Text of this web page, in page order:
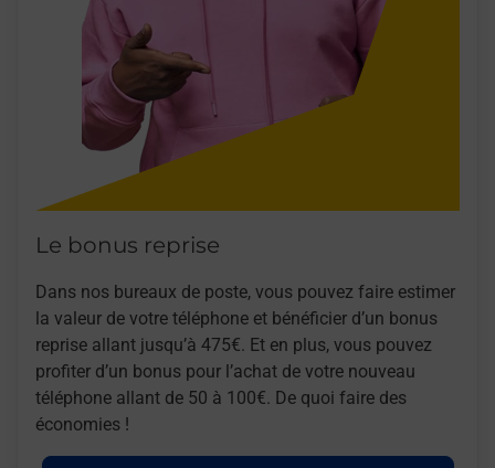
Le bonus reprise
Dans nos bureaux de poste, vous pouvez faire estimer
la valeur de votre téléphone et bénéficier d’un bonus
reprise allant jusqu’à 475€. Et en plus, vous pouvez
profiter d’un bonus pour l’achat de votre nouveau
téléphone allant de 50 à 100€. De quoi faire des
économies !